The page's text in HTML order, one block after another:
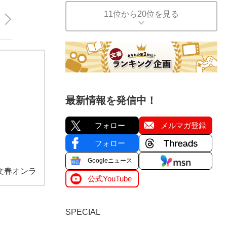
春オンラ
11位から20位を見る
最新情報を発信中！
フォロー メルマガ登録
フォロー
Googleニュース
公式YouTube
SPECIAL